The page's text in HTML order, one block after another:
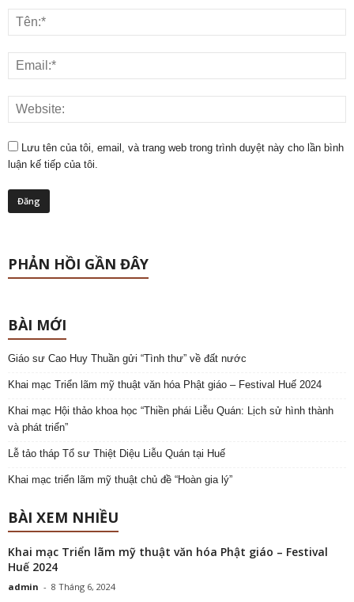
Lưu tên của tôi, email, và trang web trong trình duyệt này cho lần bình
luận kế tiếp của tôi.
PHẢN HỒI GẦN ĐÂY
BÀI MỚI
Giáo sư Cao Huy Thuần gửi “Tình thư” về đất nước
Khai mạc Triển lãm mỹ thuật văn hóa Phật giáo – Festival Huế 2024
Khai mạc Hội thảo khoa học “Thiền phái Liễu Quán: Lịch sử hình thành
và phát triển”
Lễ tảo tháp Tổ sư Thiệt Diệu Liễu Quán tại Huế
Khai mạc triển lãm mỹ thuật chủ đề “Hoàn gia lý”
BÀI XEM NHIỀU
Khai mạc Triển lãm mỹ thuật văn hóa Phật giáo – Festival
Huế 2024
admin - 8 Tháng 6, 2024